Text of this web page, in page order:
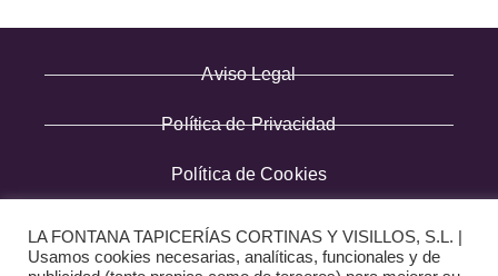
Aviso Legal
Política de Privacidad
Política de Cookies
LA FONTANA TAPICERÍAS CORTINAS Y VISILLOS, S.L. |
Usamos cookies necesarias, analíticas, funcionales y de